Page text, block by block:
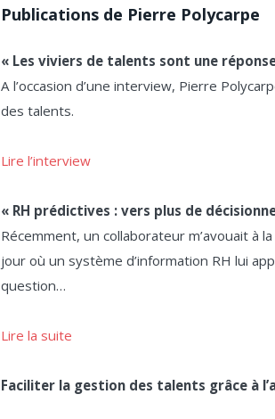
Publications de Pierre Polycarpe
« Les viviers de talents sont une
A l’occasion d’une interview, Pierre
des talents.
Lire l’interview
« RH prédictives : vers plus de
Récemment, un collaborateur m’avouait à
jour où un système d’information RH lui
question…
Lire la suite
Faciliter la gestion des talents grâce à